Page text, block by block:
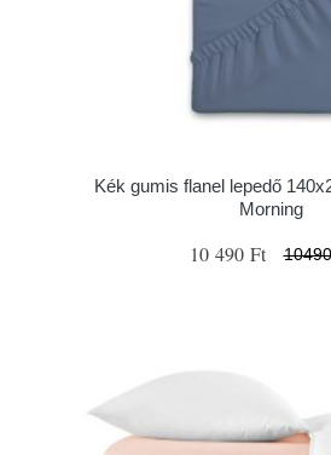
Kék gumis flanel lepedő
Morning
10 490 Ft